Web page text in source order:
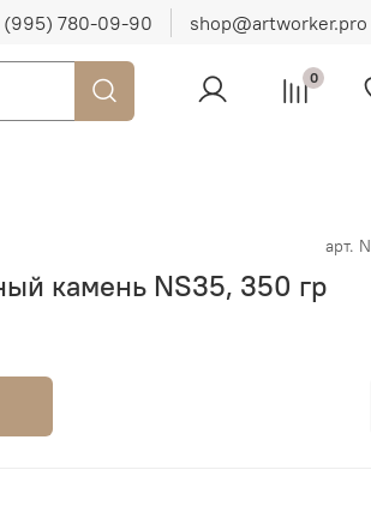
(995) 780-09-90 shop@artworker.pro
0
арт.
камень NS35, 350 гр